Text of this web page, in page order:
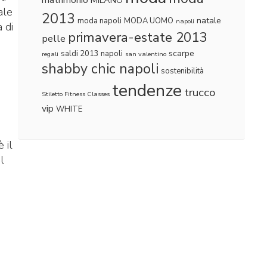
di
il
2013 moda napoli MODA UOMO napoli natale
pelle primavera-estate 2013
regali saldi 2013 napoli san valentino scarpe
shabby chic napoli sostenibilità
Stiletto Fitness Classes tendenze trucco
vip WHITE